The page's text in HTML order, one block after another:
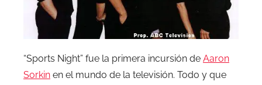
“Sports Night” fue la primera incursión de Aaron
Sorkin en el mundo de la televisión. Todo y que